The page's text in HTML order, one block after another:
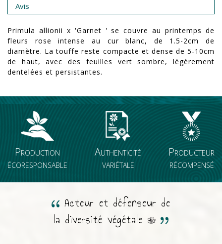
Avis
Primula allionii x 'Garnet ' se couvre au printemps de
fleurs rose intense au cur blanc, de 1.5-2cm de
diamètre. La touffe reste compacte et dense de 5-10cm
de haut, avec des feuilles vert sombre, légèrement
dentelées et persistantes.
Production
écoresponsable
Authenticité
variétale
Producteur
récompensé
Acteur et défenseur de
la diversité végétale